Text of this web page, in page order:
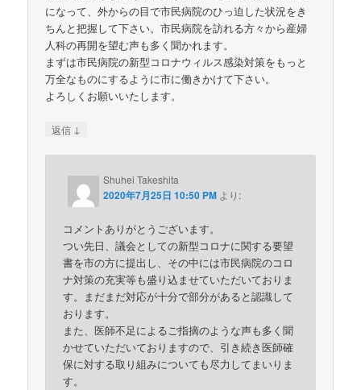
になって、外からの目で市民病院のひっ迫した状況をき
ちんと把握して下さい。市民病院を訪れる方々から産婦
人科の再開を望む声も多く聞かれます。
まずは市民病院の新型コロナウィルス感染対策をもっと
万全なものにするように市に働きかけて下さい。
よろしくお願いいたします。
返信 ↓
Shuhei Takeshita
2020年7月25日 10:50 PM より:
コメントありがとうございます。
つい先日、議会としての新型コロナに関する要望
書を市の方に提出し、その中には市民病院のコロ
ナ対策の充実等も盛り込ませていただいておりま
す。まだまだ対応が十分で部分があると認識して
おります。
また、医師不足によるご指摘のような声も多く聞
かせていただいておりますので、引き続き医師確
保に対する取り組みについても尽力してまいりま
す。